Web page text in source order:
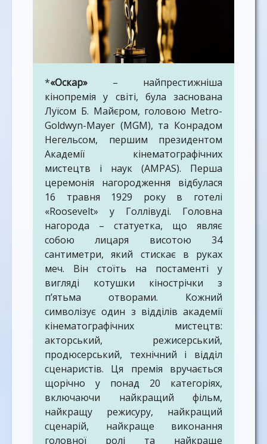
*«Оскар» – найпрестижніша
кінопремія у світі, була заснована
Луїсом Б. Майєром, головою Metro-
Goldwyn-Mayer (MGM), та Конрадом
Негельсом, першим президентом
Академії кінематографічних
мистецтв і наук (AMPAS). Перша
церемонія нагородження відбулася
16 травня 1929 року в готелі
«Roosevelt» у Голлівуді. Головна
нагорода – статуетка, що являє
собою лицаря висотою 34
сантиметри, який стискає в руках
меч. Він стоїть на постаменті у
вигляді котушки кінострічки з
п’ятьма отворами. Кожний
символізує один з відділів академії
кінематографічних мистецтв:
акторський, режисерський,
продюсерський, технічний і відділ
сценаристів. Ця премія вручається
щорічно у понад 20 категоріях,
включаючи найкращий фільм,
найкращу режисуру, найкращий
сценарій, найкраще виконання
головної ролі та найкраще